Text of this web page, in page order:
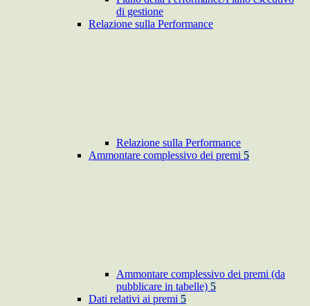
di gestione
Relazione sulla Performance
Relazione sulla Performance
Ammontare complessivo dei premi 5
Ammontare complessivo dei premi (da
pubblicare in tabelle) 5
Dati relativi ai premi 5